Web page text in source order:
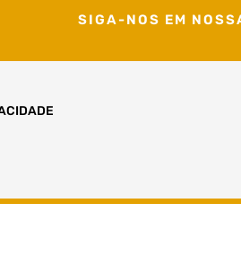
SIGA-NOS EM